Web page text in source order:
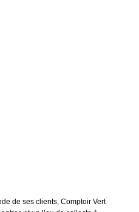
de ses clients, Comptoir Vert